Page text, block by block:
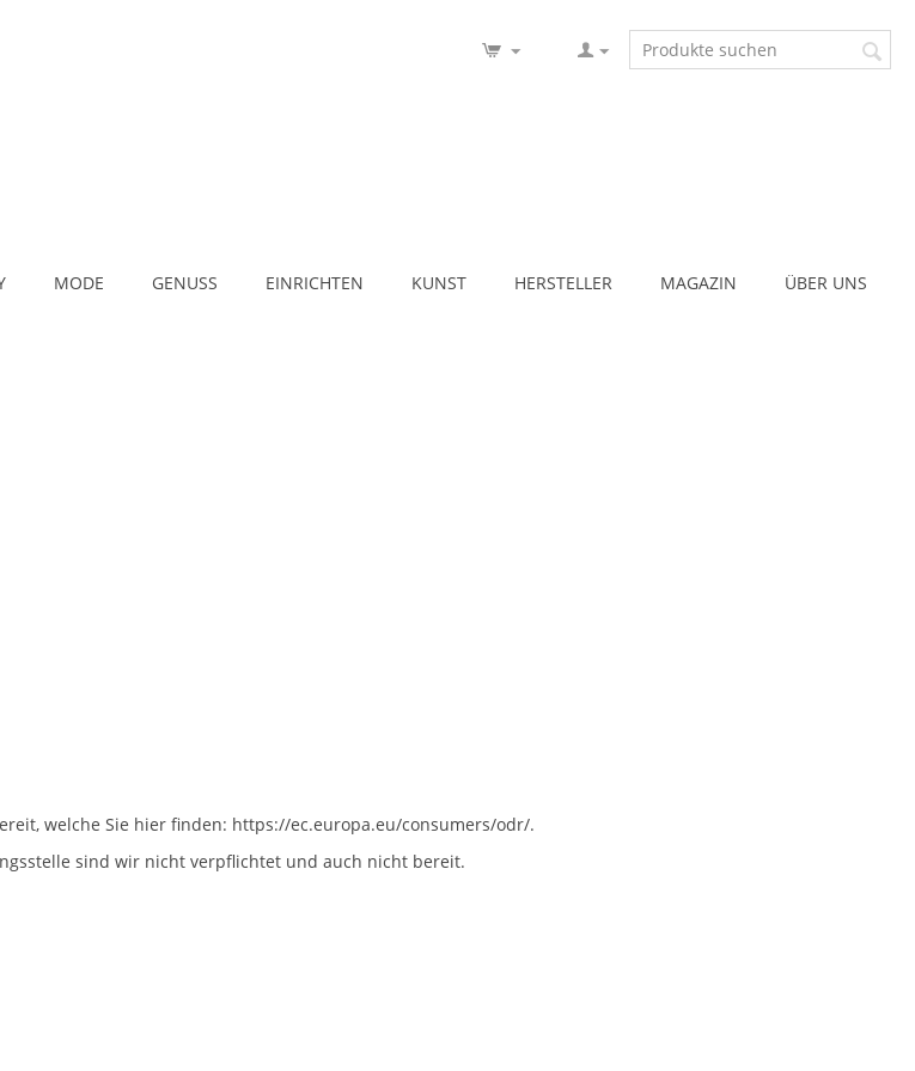
MODE GENUSS EINRICHTEN KUNST HERSTELLER MAGAZIN ÜBER UNS
welche Sie hier finden: https://ec.europa.eu/consumers/odr/.
sind wir nicht verpflichtet und auch nicht bereit.